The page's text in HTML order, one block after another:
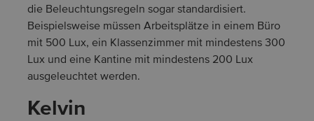
die Beleuchtungsregeln sogar standardisiert.
Beispielsweise müssen Arbeitsplätze in einem Büro
mit 500 Lux, ein Klassenzimmer mit mindestens 300
Lux und eine Kantine mit mindestens 200 Lux
ausgeleuchtet werden.
Kelvin